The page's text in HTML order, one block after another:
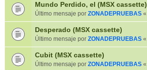
Mundo Perdido, el (MSX cassette)
Último mensaje por ZONADEPRUEBAS «
Desperado (MSX cassette)
Último mensaje por ZONADEPRUEBAS «
Cubit (MSX cassette)
Último mensaje por ZONADEPRUEBAS «